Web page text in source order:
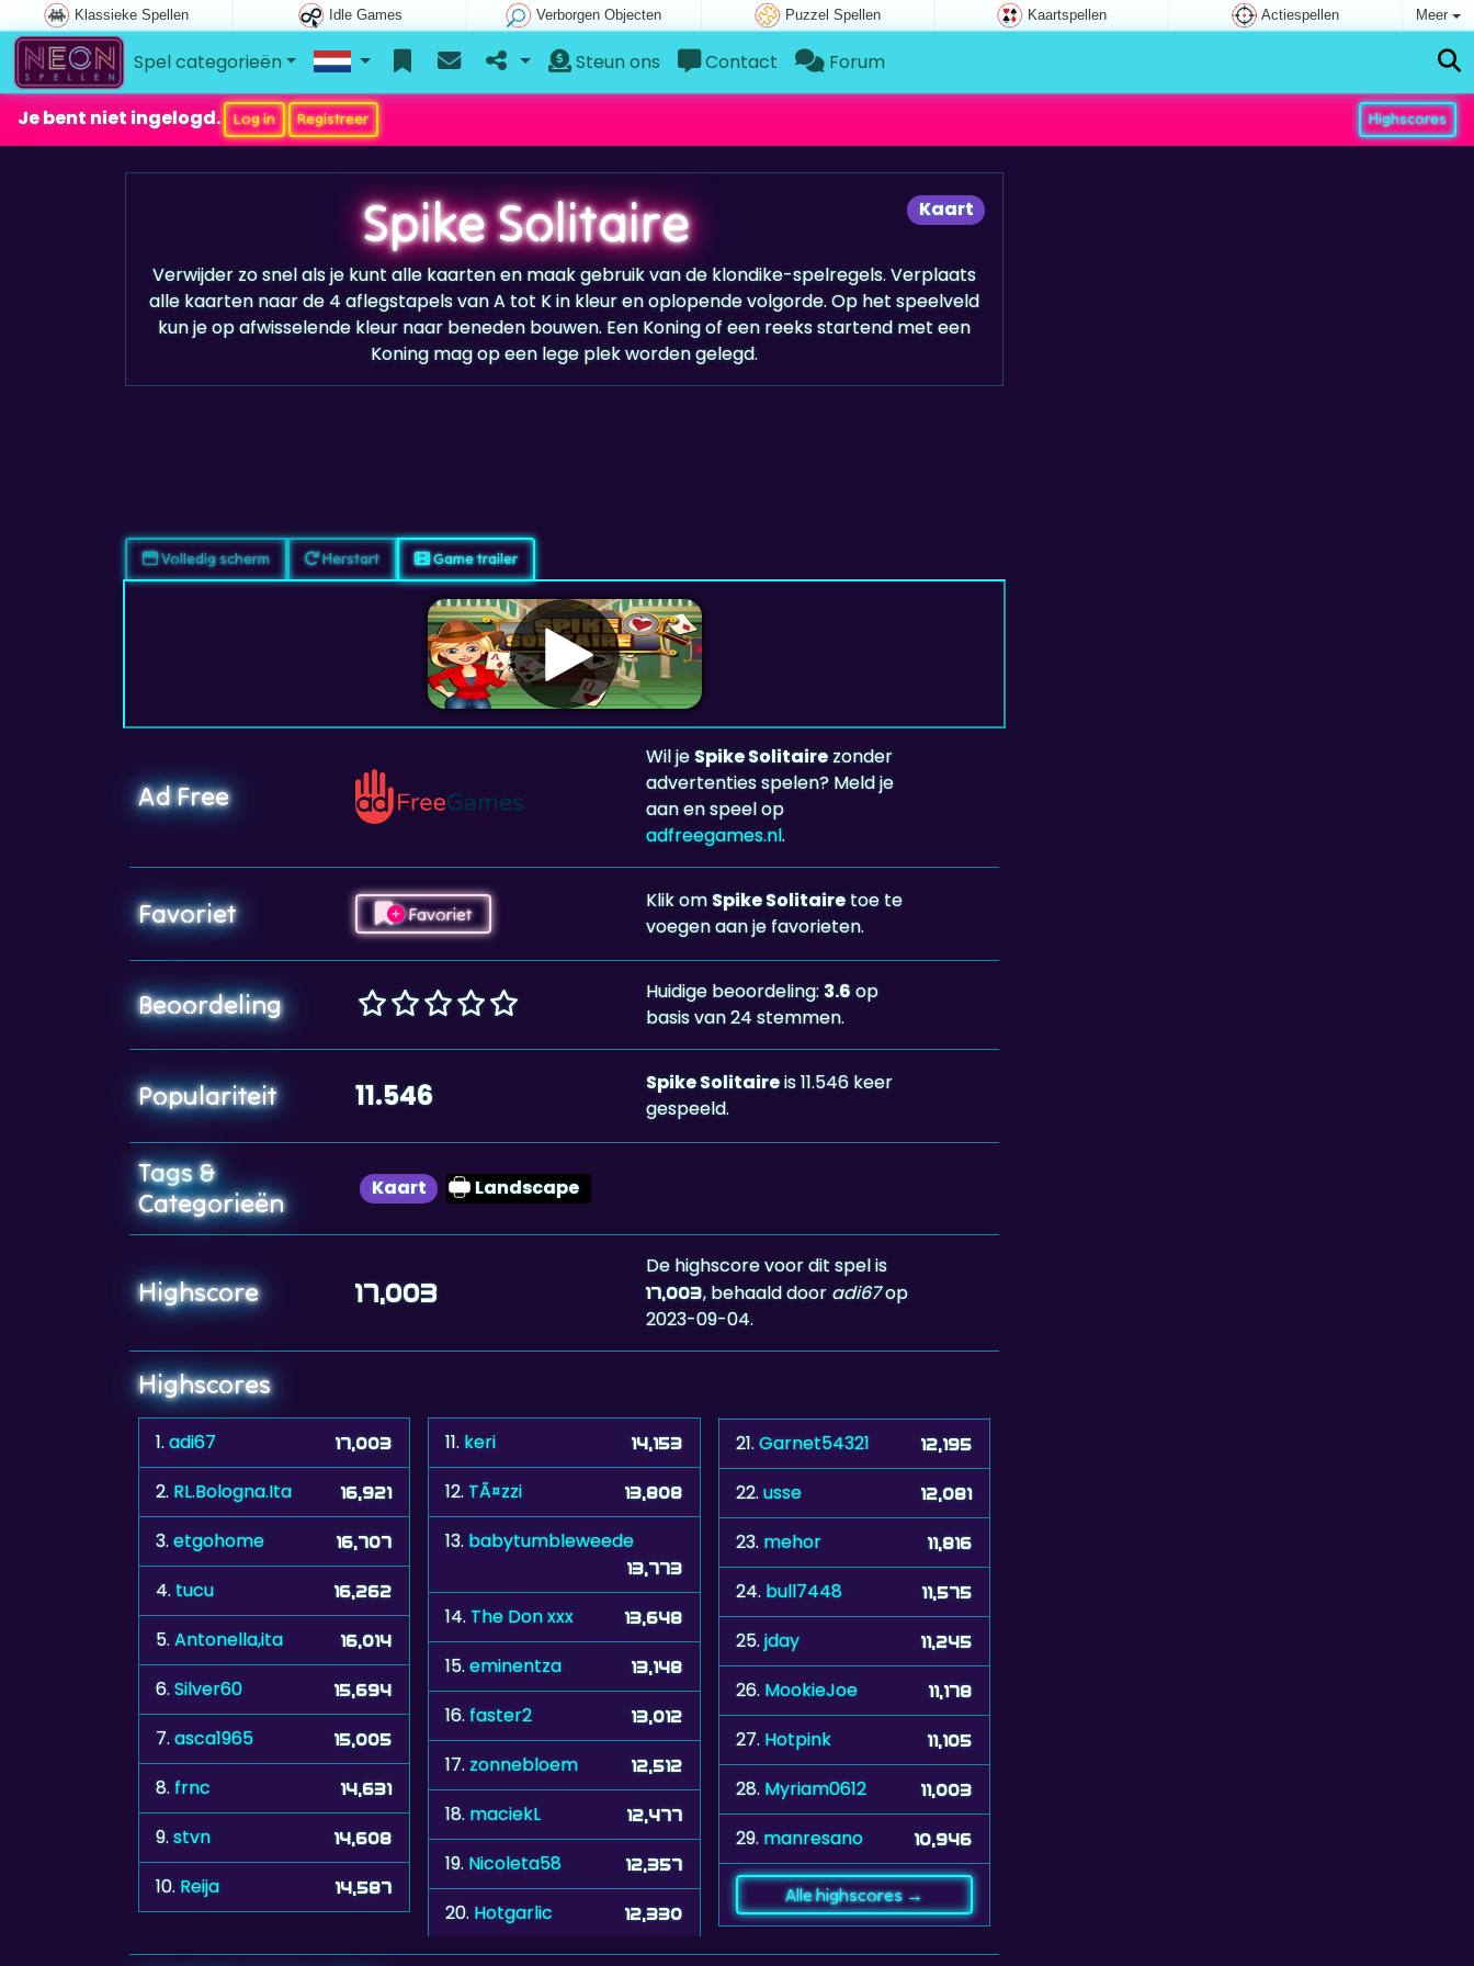
Klassieke Spellen Idle Games Verborgen Objecten Puzzel Spellen Kaartspellen Actiespellen Meer
Spel categorieën Steun ons Contact Forum
Je bent niet ingelogd. Log in Registreer Highscores
Kaart
Spike Solitaire
Verwijder zo snel als je kunt alle kaarten en maak gebruik van de klondike-spelregels. Verplaats
alle kaarten naar de 4 aflegstapels van A tot K in kleur en oplopende volgorde. Op het speelveld
kun je op afwisselende kleur naar beneden bouwen. Een Koning of een reeks startend met een
Koning mag op een lege plek worden gelegd.
Volledig scherm Herstart Game trailer
Ad Free
Wil jeSpike Solitairezonder
advertenties spelen? Meld je
aan en speel op
adfreegames.nl.
Favoriet Favoriet
Klik omSpike Solitairetoe te
voegen aan je favorieten.
Beoordeling Huidige beoordeling: 3.6op
basis van 24 stemmen.
Populariteit 11.546 Spike Solitaireis 11.546 keer
gespeeld.
Tags &
Categorieën
Kaart Landscape
Highscore 17,003
De highscore voor dit spel is
17,003, behaald door adi67op
2023-09-04.
Highscores
1.adi67 17,003
2. RL.Bologna.Ita 16,921
3.etgohome 16,707
4.tucu 16,262
5.Antonella,ita 16,014
6.Silver60 15,694
7.asca1965 15,005
8.frnc 14,631
9.stvn 14,608
10. Reija 14,587
11. keri 14,153
12. TÃ¤zzi 13,808
13. babytumbleweede
13,773
14. The Don xxx 13,648
15.eminentza 13,148
16.faster2 13,012
17.zonnebloem 12,512
18. maciekL 12,477
19. Nicoleta58 12,357
20. Hotgarlic 12,330
21.Garnet54321 12,195
22.usse 12,081
23. mehor 11,816
24. bull7448 11,575
25.jday 11,245
26. MookieJoe 11,178
27. Hotpink 11,105
28. Myriam0612 11,003
29. manresano 10,946
Alle highscores →